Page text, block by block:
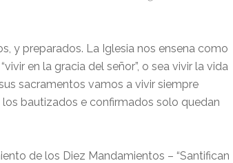
y preparados. La Iglesia nos ensena como
en la gracia del señor”, o sea vivir la vida
sacramentos vamos a vivir siempre
bautizados e confirmados solo quedan
de los Diez Mandamientos – “Santifican